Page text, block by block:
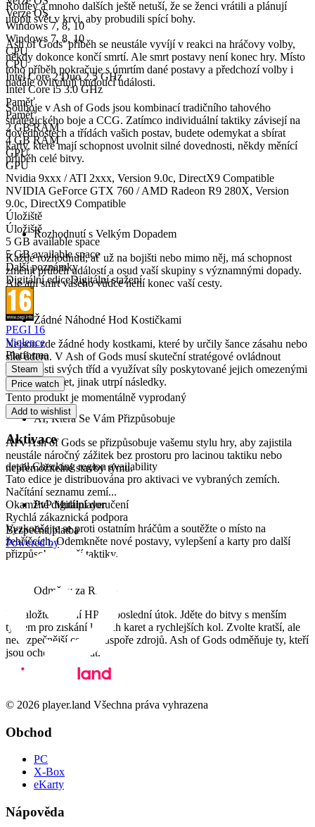
Rouley a mnoho dalších ještě netuší, že se ženci vrátili a plánují
utopit svět v krvi, aby probudili spící bohy.
Ash of Gods’ příběh se neustále vyvíjí v reakci na hráčovy volby,
někdy dokonce končí smrtí. Ale smrt postavy není konec hry. Místo
toho příběh pokračuje s úmrtím dané postavy a předchozí volby i
nadále ovlivňují budoucí události.
Souboje v Ash of Gods jsou kombinací tradičního tahového
strategického boje a CCG. Zatímco individuální taktiky závisejí na
dovednostech a třídách vašich postav, budete odemykat a sbírat
karty, které mají schopnost uvolnit silné dovednosti, někdy měnící
průběh celé bitvy.
ČÍM JE ASH OF GODS JEDINEČNÝ
Rozhodnutí s Velkým Dopadem
Každé rozhodnutí, ať už na bojišti nebo mimo něj, má schopnost
změnit průběh událostí a osud vaší skupiny s významnými dopady.
Ale ani smrt vašeho vůdce není konec vaší cesty.
Žádné Náhodné Hod Kostičkami
Nejsou zde žádné hody kostkami, které by určily šance zásahu nebo
sílu úderu. V Ash of Gods musí skuteční stratégové ovládnout
dovednosti svých tříd a využívat síly poskytované jejich omezenými
zásobami karet, jinak utrpí následky.
AI, Která Se Vám Přizpůsobuje
AI v Ash of Gods se přizpůsobuje vašemu stylu hry, aby zajistila
neustále náročný zážitek bez prostoru pro lacinou taktiku nebo
nepřemožitelné stavby týmu.
PvP Multiplayer
Vyzkoušejte se proti ostatním hráčům a soutěžte o místo na
žebříčcích. Odemkněte nové postavy, vylepšení a karty pro další
přizpůsobení vaší taktiky.
Odměny za Riziko
Vynaložte vlastní HP na poslední útok. Jděte do bitvy s menším
týmem pro získání lepších karet a rychlejších kol. Zvolte kratší, ale
nebezpečnější cestu k úspoře zdrojů. Ash of Gods odměňuje ty, kteří
jsou ochotni riskovat.
Verze OS
Windows 7, 8, 10
Windows 7, 8, 10
CPU
CPU
Intel Core 2 Duo 2.5 GHz
Intel Core i5 3.0 GHz
Paměť
Paměť
2 GB RAM
4 GB RAM
GPU
GPU
Nvidia 9xxx / ATI 2xxx, Version 9.0c, DirectX9 Compatible
NVIDIA GeForce GTX 760 / AMD Radeon R9 280X, Version
9.0c, DirectX9 Compatible
Úložiště
Úložiště
5 GB available space
5 GB available space
Další poznámky
Digitální ediceDigitální stažení
PEGI 16
Violence
Platforma
Steam
Price watch
Tento produkt je momentálně vyprodaný
Add to wishlist
Aktivace
detail.Checking region availability
Tato edice je distribuována pro aktivaci ve vybraných zemích.
Načítání seznamu zemí...
Okamžité digitální doručení
Rychlá zákaznická podpora
Bezpečná platba
Powered by
© 2026 player.land Všechna práva vyhrazena
Obchod
PC
X-Box
eKarty
Nápověda